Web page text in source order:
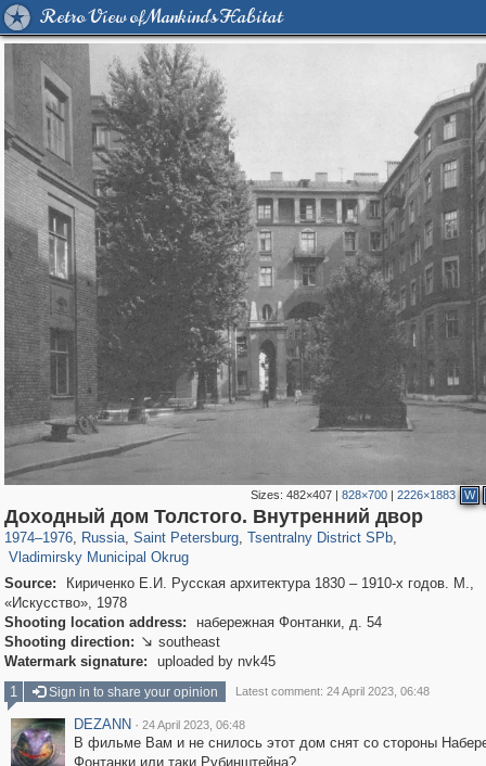
Retro View of Mankind's Habitat
Sizes: 482×407| 828×700| 2226×1883 W
Доходный дом Толстого. Внутренний двор
1974–1976, Russia
1,407,670 29,263
, Saint Petersburg
197,288 5,716
, Tsentralny District SPb
50,284 1,839
,
Vladimirsky Municipal Okrug
3,592 65
Source:
Кириченко Е.И. Русская архитектура 1830 – 1910-х годов. М.,
«Искусство», 1978
Shooting location address:
набережная Фонтанки, д. 54
Shooting direction:  southeast
Watermark signature:
uploaded by nvk45
1
Sign in to share your opinion Latest comment: 24 April 2023, 06:48
DEZANN · 24 April 2023, 06:48
В фильме Вам и не снилось этот дом снят со стороны
Фонтанки или таки Рубинштейна?